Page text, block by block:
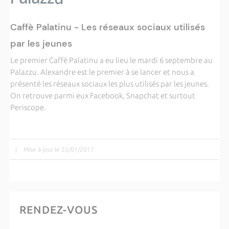
Caffè Palatinu - Les réseaux sociaux utilisés
par les jeunes
Le premier Caffè Palatinu a eu lieu le mardi 6 septembre au
Palazzu. Alexandre est le premier à se lancer et nous a
présenté les réseaux sociaux les plus utilisés par les jeunes.
On retrouve parmi eux Facebook, Snapchat et surtout
Periscope.
| Mise à jour le 25/01/2017
RENDEZ-VOUS